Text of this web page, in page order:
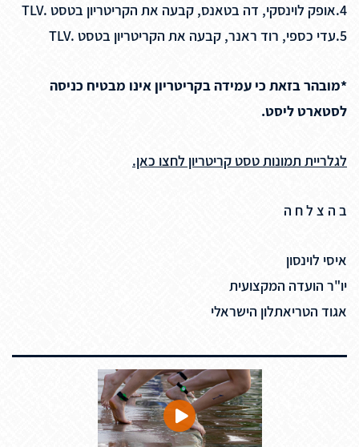
4.אופק לוינסקי, דה בטאנס, קבעה את הקריטריון בטסט .TLV
5.עדי כספי, רוד ראנר, קבעה את הקריטריון בטסט .TLV
*מובהר בזאת כי עמידה בקריטריון אינו מבטיח כניסה
לסטארט ליסט.
לגלריית תמונות טסט קריטריון לחצו כאן.
ב ה צ ל ח ה
איסי לוינסון
יו"ר הועדה המקצועית
אגוד הטריאתלון הישראלי